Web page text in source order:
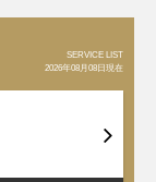
SERVICE LIST
2026年08月08日現在